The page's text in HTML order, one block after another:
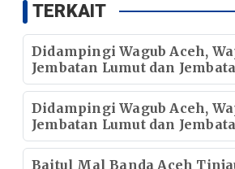
TERKAIT
Didampingi Wagub Aceh,
Jembatan Lumut dan
Didampingi Wagub Aceh,
Jembatan Lumut dan
Baitul Mal Banda Aceh